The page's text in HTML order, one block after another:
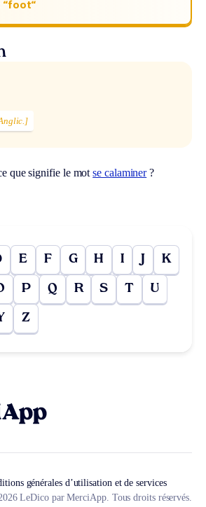
“foot“
que signifie le motse calaminer?
E F G H I J K
P Q R S T U
Z
générales d’utilisation et de services
LeDico par MerciApp. Tous droits réservés.